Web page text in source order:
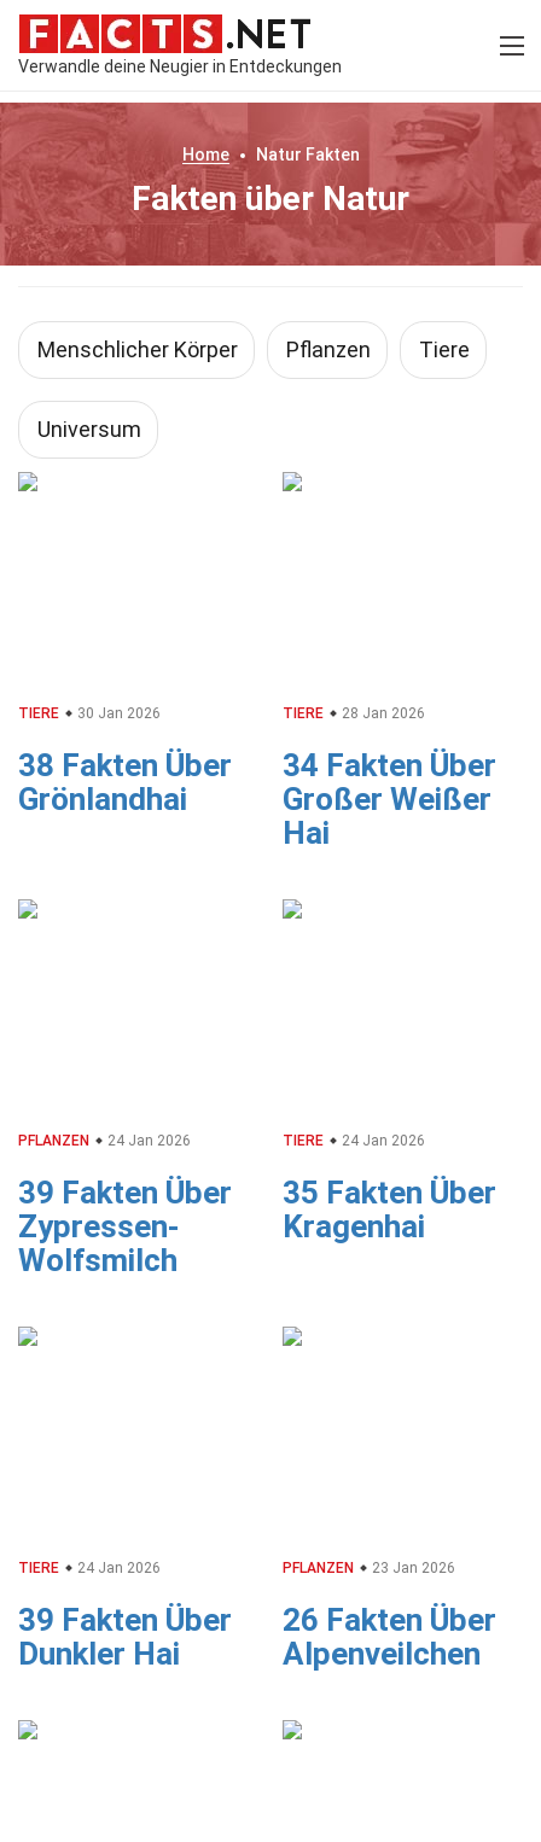
Verwandle deine Neugier in Entdeckungen
Home Natur Fakten
Fakten über Natur
Menschlicher Körper Pflanzen Tiere
Universum
TIERE 30 Jan 2026
38 Fakten Über
Grönlandhai
TIERE 28 Jan 2026
34 Fakten Über
Großer Weißer
Hai
PFLANZEN 24 Jan 2026
39 Fakten Über
Zypressen-
Wolfsmilch
TIERE 24 Jan 2026
35 Fakten Über
Kragenhai
TIERE 24 Jan 2026
39 Fakten Über
Dunkler Hai
PFLANZEN 23 Jan 2026
26 Fakten Über
Alpenveilchen